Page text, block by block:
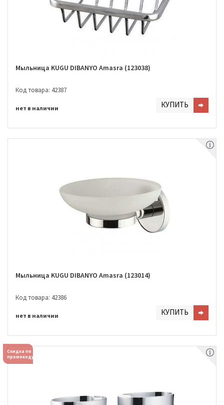
Мыльница KUGU DIBANYO Amasra (123038)
Код товара: 42387
нет в наличии КУПИТЬ
Мыльница KUGU DIBANYO Amasra (123014)
Код товара: 42386
нет в наличии КУПИТЬ
Скидка по
промокоду